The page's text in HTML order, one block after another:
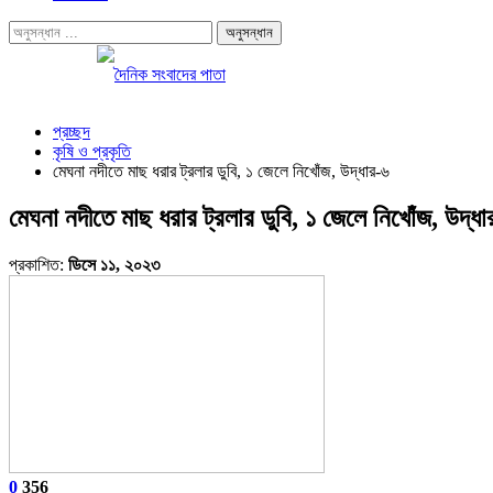
প্রচ্ছদ
কৃষি ও প্রকৃতি
মেঘনা নদীতে মাছ ধরার ট্রলার ডুবি, ১ জেলে নিখোঁজ, উদ্ধার-৬
মেঘনা নদীতে মাছ ধরার ট্রলার ডুবি, ১ জেলে নিখোঁজ,
প্রকাশিত: ডিসে ১১, ২০২৩
0 356